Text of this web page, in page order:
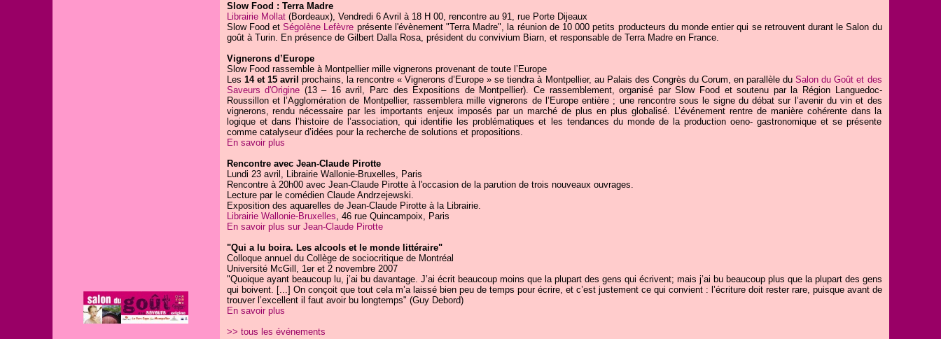
Slow Food : Terra Madre
Librairie Mollat(Bordeaux), Vendredi 6 Avril à 18 H 00, rencontre au 91, rue Porte Dijeaux
Slow Food etSégolène Lefèvre présente l'évènement "Terra Madre", la réunion de 10 000 petits producteurs du monde entier qui se retrouvent durant le Salon du
goût à Turin. En présence de Gilbert Dalla Rosa, président du convivium Biarn, et responsable de Terra Madre en France.
Vignerons d’Europe
Slow Food rassemble à Montpellier mille vignerons provenant de toute l’Europe
Les 14 et 15 avril prochains, la rencontre « Vignerons d’Europe » se tiendra à Montpellier, au Palais des Congrès du Corum, en parallèle duSalon du Goût et des
Saveurs d'Origine (13 – 16 avril, Parc des Expositions de Montpellier). Ce rassemblement, organisé par Slow Food et soutenu par la Région Languedoc-
Roussillon et l’Agglomération de Montpellier, rassemblera mille vignerons de l’Europe entière ; une rencontre sous le signe du débat sur l’avenir du vin et des
vignerons, rendu nécessaire par les importants enjeux imposés par un marché de plus en plus globalisé. L’événement rentre de manière cohérente dans la
logique et dans l’histoire de l’association, qui identifie les problématiques et les tendances du monde de la production oeno- gastronomique et se présente
comme catalyseur d’idées pour la recherche de solutions et propositions.
En savoir plus
Rencontre avec Jean-Claude Pirotte
Lundi 23 avril, Librairie Wallonie-Bruxelles, Paris
Rencontre à 20h00 avec Jean-Claude Pirotte à l'occasion de la parution de trois nouveaux ouvrages.
Lecture par le comédien Claude Andrzejewski.
Exposition des aquarelles de Jean-Claude Pirotte à la Librairie.
Librairie Wallonie-Bruxelles, 46 rue Quincampoix, Paris
En savoir plus sur Jean-Claude Pirotte
"Qui a lu boira. Les alcools et le monde littéraire"
Colloque annuel du Collège de sociocritique de Montréal
Université McGill, 1er et 2 novembre 2007
"Quoique ayant beaucoup lu, j’ai bu davantage. J’ai écrit beaucoup moins que la plupart des gens qui écrivent; mais j’ai bu beaucoup plus que la plupart des gens
qui boivent. [...] On conçoit que tout cela m’a laissé bien peu de temps pour écrire, et c’est justement ce qui convient : l’écriture doit rester rare, puisque avant de
trouver l’excellent il faut avoir bu longtemps" (Guy Debord)
En savoir plus
>> tous les événements